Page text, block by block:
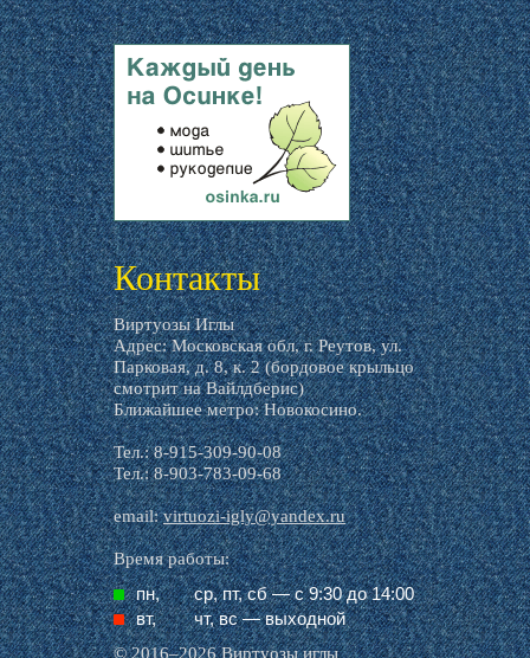
livemaster.ru
Контакты
Виртуозы Иглы
Адрес: Московская обл, г. Реутов, ул.
Парковая, д. 8, к. 2 (бордовое крыльцо
смотрит на Вайлдберис)
Ближайшее метро: Новокосино.
Тел.: 8-915-309-90-08
Тел.: 8-903-783-09-68
email:virtuozi-igly@yandex.ru
Время работы:
пн,
ср, пт, cб — с 9:30 до 14:00
вт,
чт, вс — выходной
© 2016–2026 Виртуозы иглы